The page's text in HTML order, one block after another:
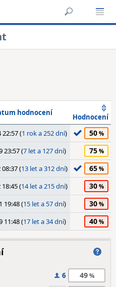
hodnocení
Hodnocení
22:57 (1 rok a 252 dní) 50
23:57 (7 let a 127 dní) 75
08:37 (13 let a 312 dní) 65
18:45 (14 let a 215 dní) 30
19:48 (15 let a 57 dní) 30
11:48 (17 let a 34 dní) 40
6 49